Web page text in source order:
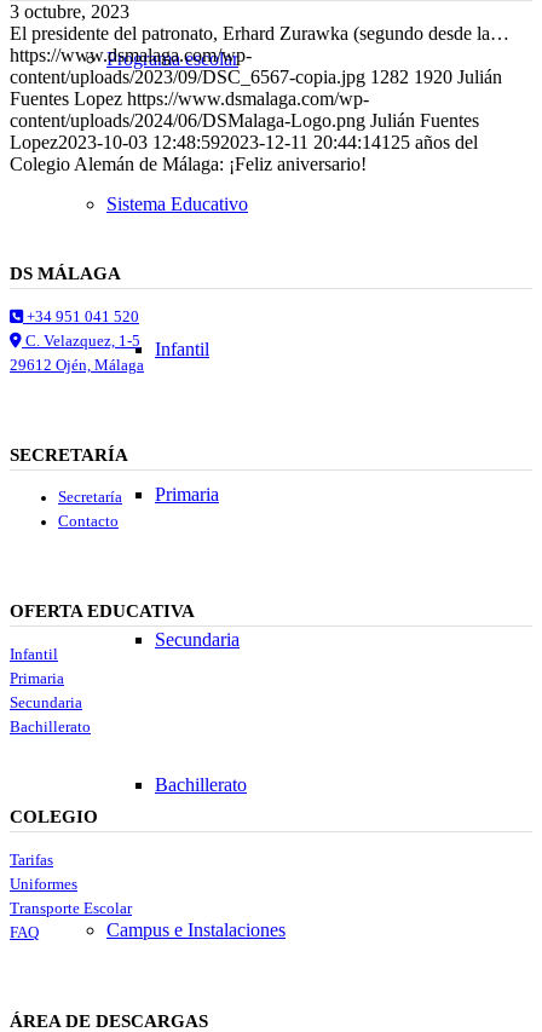
Programa escolar
Sistema Educativo
Infantil
Primaria
Secundaria
Bachillerato
Campus e Instalaciones
3 octubre, 2023
El presidente del patronato, Erhard Zurawka (segundo desde la…
https://www.dsmalaga.com/wp-
content/uploads/2023/09/DSC_6567-copia.jpg 1282 1920 Julián
Fuentes Lopez https://www.dsmalaga.com/wp-
content/uploads/2024/06/DSMalaga-Logo.png Julián Fuentes
Lopez2023-10-03 12:48:592023-12-11 20:44:14125 años del
Colegio Alemán de Málaga: ¡Feliz aniversario!
DS MÁLAGA
+34 951 041 520
C. Velazquez, 1-5
29612 Ojén, Málaga
SECRETARÍA
Secretaría
Contacto
OFERTA EDUCATIVA
Infantil
Primaria
Secundaria
Bachillerato
COLEGIO
Tarifas
Uniformes
Transporte Escolar
FAQ
ÁREA DE DESCARGAS